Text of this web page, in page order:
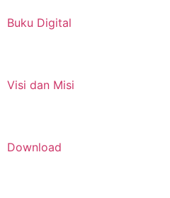
Buku Digital
Visi dan Misi
Download